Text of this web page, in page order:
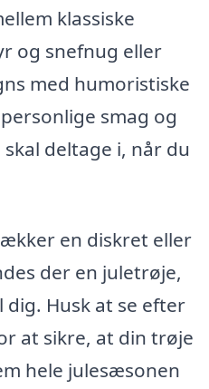
klassiske
og snefnug eller
med humoristiske
smag og
deltage i, når du
en diskret eller
der en juletrøje,
Husk at se efter
at sikre, at din trøje
hele julesæsonen